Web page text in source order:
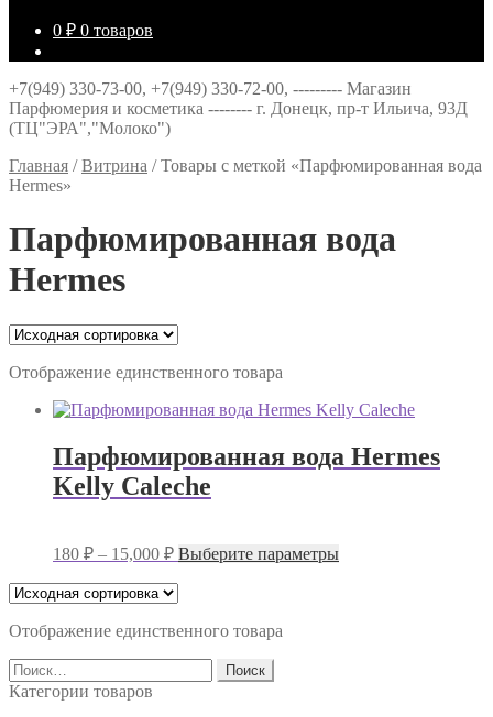
0 ₽ 0 товаров
+7(949) 330-73-00, +7(949) 330-72-00, --------- Магазин
Парфюмерия и косметика -------- г. Донецк, пр-т Ильича, 93Д
(ТЦ"ЭРА","Молоко")
Главная /Витрина /Товары с меткой «Парфюмированная вода
Hermes»
Парфюмированная вода
Hermes
Отображение единственного товара
Парфюмированная вода Hermes
Kelly Caleche
180 ₽ – 15,000 ₽Диапазон
180 ₽
15,000 ₽
Выберите параметрыЭтот
Отображение единственного товара
Найти:
Категории товаров